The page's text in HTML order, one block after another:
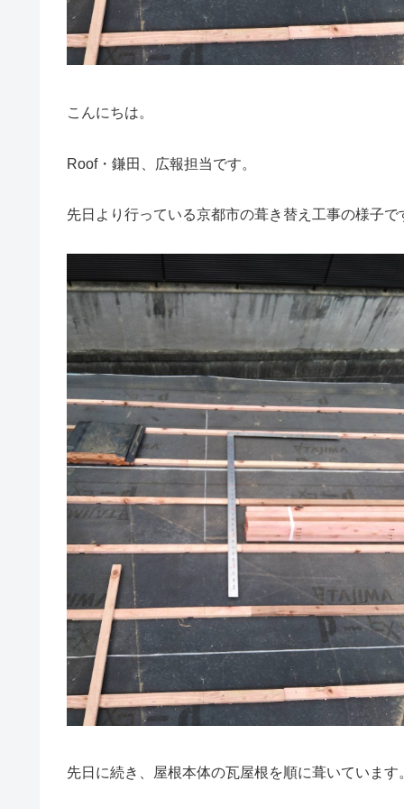
こんにちは。
Roof・鎌田、広報担当です。
先日より行っている京都市の葺き替え工事の様子で
先日に続き、屋根本体の瓦屋根を順に葺いています